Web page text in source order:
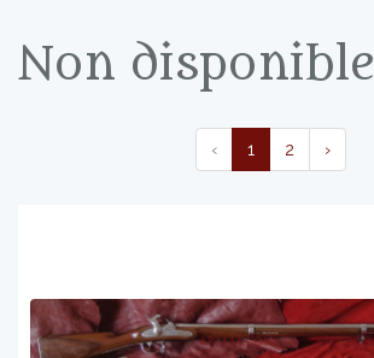
Non disponible
‹ 1 2 ›